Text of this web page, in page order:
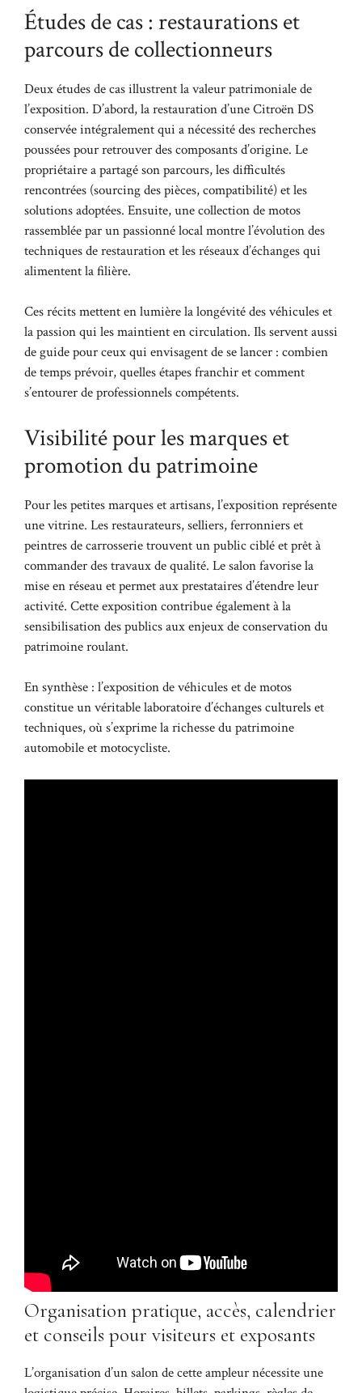
Études de cas : restaurations et
parcours de collectionneurs
Deux études de cas illustrent la valeur patrimoniale de
l’exposition. D’abord, la restauration d’une Citroën DS
conservée intégralement qui a nécessité des recherches
poussées pour retrouver des composants d’origine. Le
propriétaire a partagé son parcours, les difficultés
rencontrées (sourcing des pièces, compatibilité) et les
solutions adoptées. Ensuite, une collection de motos
rassemblée par un passionné local montre l’évolution des
techniques de restauration et les réseaux d’échanges qui
alimentent la filière.
Ces récits mettent en lumière la longévité des véhicules et
la passion qui les maintient en circulation. Ils servent aussi
de guide pour ceux qui envisagent de se lancer : combien
de temps prévoir, quelles étapes franchir et comment
s’entourer de professionnels compétents.
Visibilité pour les marques et
promotion du patrimoine
Pour les petites marques et artisans, l’exposition représente
une vitrine. Les restaurateurs, selliers, ferronniers et
peintres de carrosserie trouvent un public ciblé et prêt à
commander des travaux de qualité. Le salon favorise la
mise en réseau et permet aux prestataires d’étendre leur
activité. Cette exposition contribue également à la
sensibilisation des publics aux enjeux de conservation du
patrimoine roulant.
En synthèse : l’exposition de véhicules et de motos
constitue un véritable laboratoire d’échanges culturels et
techniques, où s’exprime la richesse du patrimoine
automobile et motocycliste.
Organisation pratique, accès, calendrier
et conseils pour visiteurs et exposants
L’organisation d’un salon de cette ampleur nécessite une